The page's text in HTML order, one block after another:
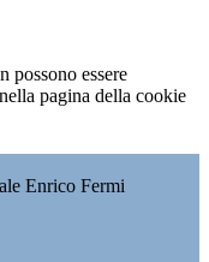
possono essere
pagina della cookie
Enrico Fermi